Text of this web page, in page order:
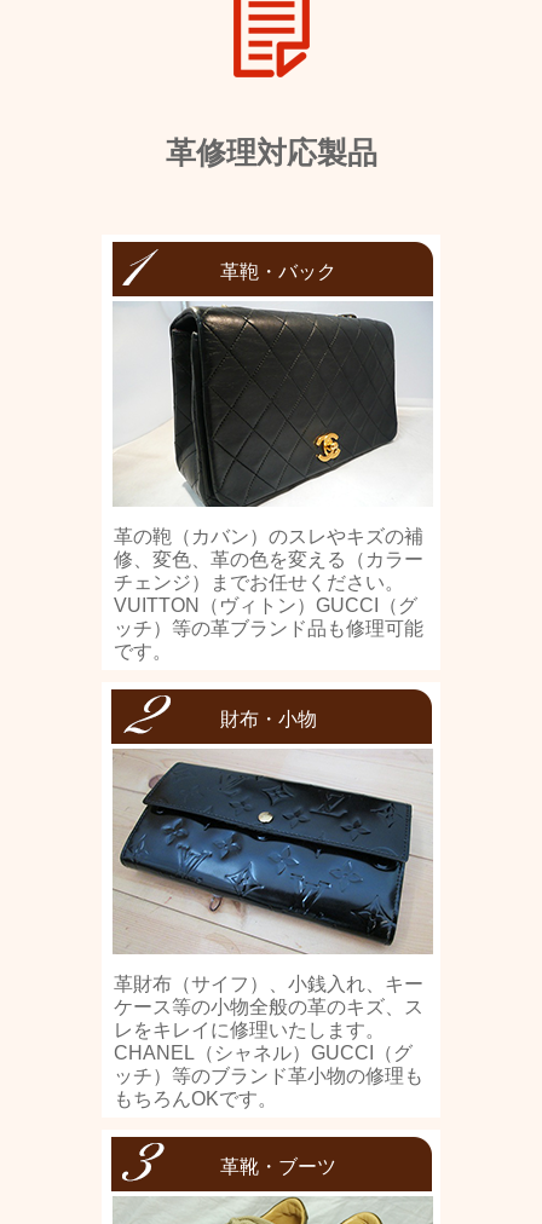
革修理対応製品
革鞄・バック
革の鞄（カバン）のスレやキズの補
修、変色、革の色を変える（カラー
チェンジ）までお任せください。
VUITTON（ヴィトン）GUCCI（グ
ッチ）等の革ブランド品も修理可能
です。
財布・小物
革財布（サイフ）、小銭入れ、キー
ケース等の小物全般の革のキズ、ス
レをキレイに修理いたします。
CHANEL（シャネル）GUCCI（グ
ッチ）等のブランド革小物の修理も
もちろんOKです。
革靴・ブーツ